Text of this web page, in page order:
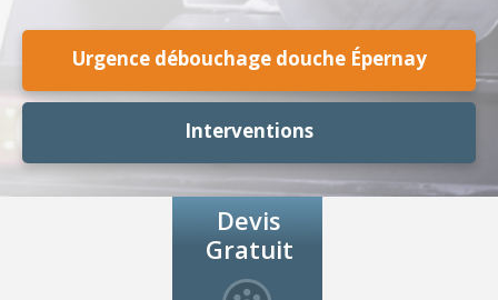
Urgence débouchage douche Épernay
Interventions
Devis
Gratuit